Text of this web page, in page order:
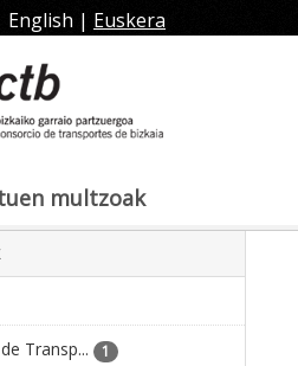
English | Euskera
multzoak
Transp... 1